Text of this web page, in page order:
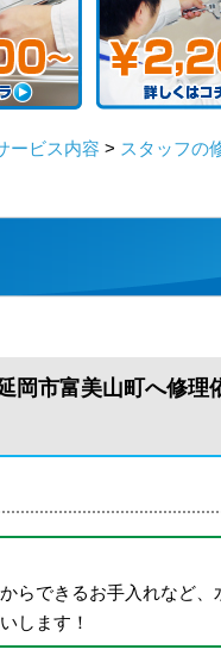
ービス内容 > スタッフの
岡市富美山町へ修理
らできるお手入れなど
します！